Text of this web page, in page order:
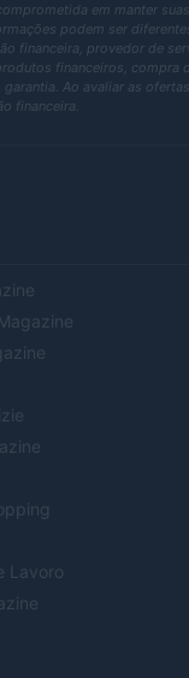
em manter
podem ser
financeira, provedor de
financeiros, compra
garantia. Ao avaliar as
financeira.
Lavoro